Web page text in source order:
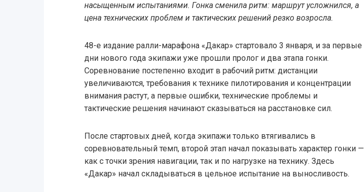
насыщенным испытаниями. Гонка сменила ритм: маршрут усложнился, а
цена технических проблем и тактических решений резко возросла.
48-е издание ралли-марафона «Дакар» стартовало 3 января, и за первые
дни нового года экипажи уже прошли пролог и два этапа гонки.
Соревнование постепенно входит в рабочий ритм: дистанции
увеличиваются, требования к технике пилотирования и концентрации
внимания растут, а первые ошибки, технические проблемы и
тактические решения начинают сказываться на расстановке сил.
После стартовых дней, когда экипажи только втягивались в
соревновательный темп, второй этап начал показывать характер гонки —
как с точки зрения навигации, так и по нагрузке на технику. Здесь
«Дакар» начал складываться в цельное испытание на выносливость.